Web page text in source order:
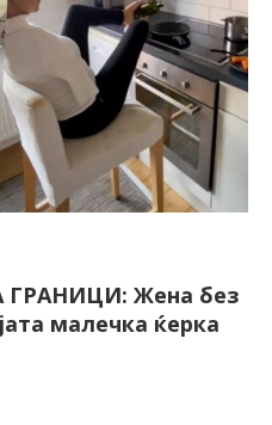
ГРАНИЦИ: Жена без
малечка ќерка